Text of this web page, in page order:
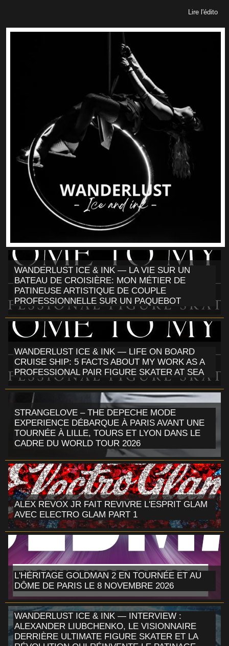
Lire l'édito
WANDERLUST ICE & INK — LA VIE SUR UN
BATEAU DE CROISIÈRE: MON MÉTIER DE
PATINEUSE ARTISTIQUE DE COUPLE
PROFESSIONNELLE SUR UN PAQUEBOT
WANDERLUST ICE & INK — LIFE ON BOARD
CRUISE SHIP: 5 FACTS ABOUT MY WORK AS A
PROFESSIONAL PAIR FIGURE SKATER AT SEA
STRANGELOVE – THE DEPECHE MODE
EXPERIENCE DÉBARQUE À PARIS AVANT UNE
TOURNÉE À LILLE, TOURS ET LYON DANS LE
CADRE DU WORLD TOUR 2026
ALEX REVOX JR FAIT REVIVRE L'ESPRIT GLAM
AVEC ELECTRO GLAM PART 1
L'HÉRITAGE GOLDMAN 2 EN TOURNÉE ET AU
DÔME DE PARIS LE 8 NOVEMBRE 2026
WANDERLUST ICE & INK — INTERVIEW :
ALEXANDER LIUBCHENKO, LE VISIONNAIRE
DERRIÈRE ULTIMATE FIGURE SKATER ET LA